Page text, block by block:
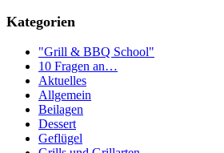
Kategorien
"Grill & BBQ School"
10 Fragen an…
Aktuelles
Allgemein
Beilagen
Dessert
Geflügel